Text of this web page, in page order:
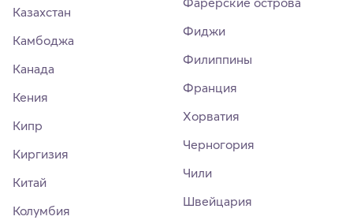
Казахстан
Камбоджа
Канада
Кения
Кипр
Киргизия
Китай
Колумбия
Фиджи
Филиппины
Франция
Хорватия
Черногория
Чили
Швейцария